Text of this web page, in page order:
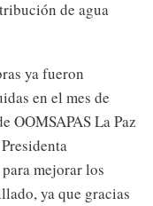
de agua
ya fueron
en el mes de
OOMSAPAS La Paz
mejorar los
ya que gracias